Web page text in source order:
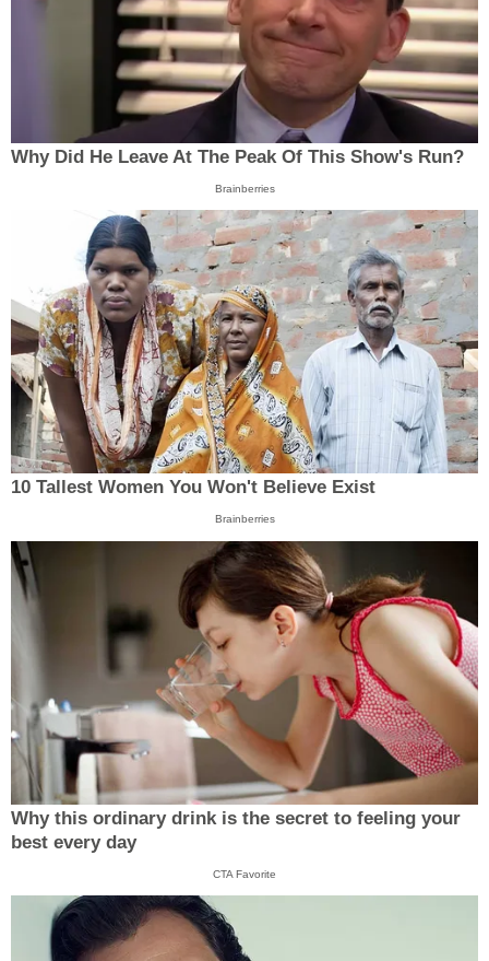
Why Did He Leave At The Peak Of This Show's Run?
Brainberries
10 Tallest Women You Won't Believe Exist
Brainberries
Why this ordinary drink is the secret to feeling your
best every day
CTA Favorite